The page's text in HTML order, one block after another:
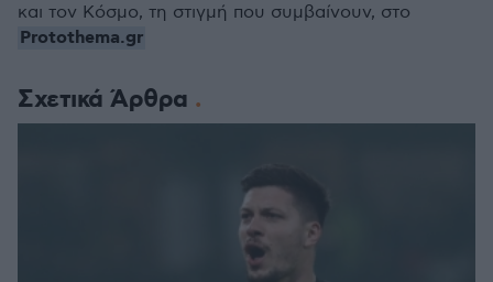
Σχετικά Άρθρα
και τον Κόσμο, τη στιγμή που συμβαίνουν, στο
Protothema.gr